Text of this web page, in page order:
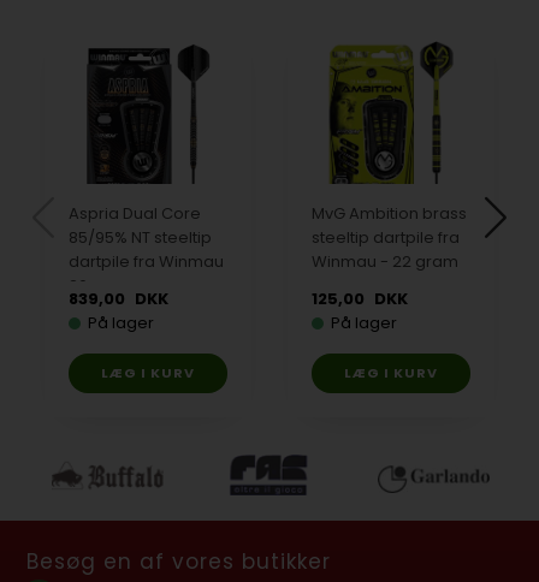
Aspria Dual Core
85/95% NT steeltip
dartpile fra Winmau
26 gram
839,00 DKK
På lager
MvG Ambition brass
steeltip dartpile fra
Winmau - 22 gram
125,00 DKK
På lager
Besøg en af vores butikker